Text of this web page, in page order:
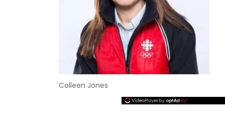
Colleen Jones